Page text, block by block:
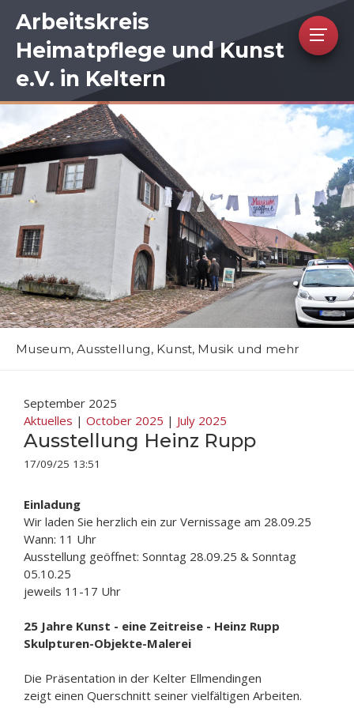
Arbeitskreis
Heimatpflege und Kunst
e.V. in Keltern
Museum, Ausstellung, Kunst, Musik und mehr
September 2025
Aktuelles | October 2025 | July 2025
Ausstellung Heinz Rupp
17/09/25 13:51
Einladung
Wir laden Sie herzlich ein zur Vernissage am 28.09.25
Wann: 11 Uhr
Ausstellung geöffnet: Sonntag 28.09.25 & Sonntag
05.10.25
jeweils 11-17 Uhr
25 Jahre Kunst - eine Zeitreise - Heinz Rupp
Skulpturen-Objekte-Malerei
Die Präsentation in der Kelter Ellmendingen
zeigt einen Querschnitt seiner vielfältigen Arbeiten.